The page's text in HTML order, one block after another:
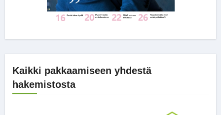
Kaikki pakkaamiseen yhdestä
hakemistosta